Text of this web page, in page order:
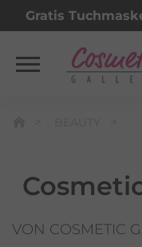
Gratis
VON COSMETIC